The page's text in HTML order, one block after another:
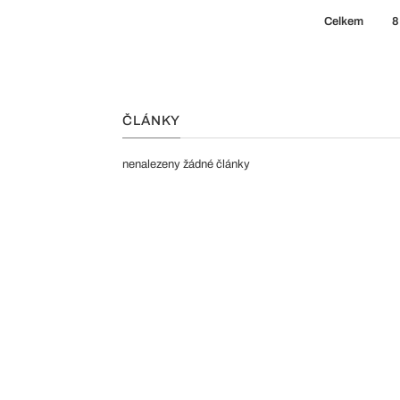
Celkem 8
ČLÁNKY
nenalezeny žádné články